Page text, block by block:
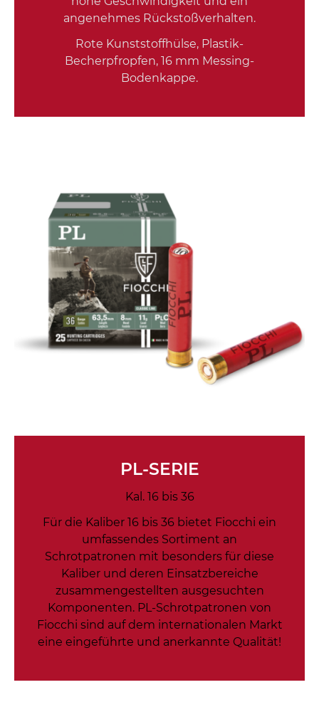
angenehmes Rückstoßverhalten.
Rote Kunststoffhülse, Plastik-
Becherpfropfen, 16 mm Messing-
Bodenkappe.
PL-SERIE
Kal. 16 bis 36
Für die Kaliber 16 bis 36 bietet Fiocchi ein
umfassendes Sortiment an
Schrotpatronen mit besonders für diese
Kaliber und deren Einsatzbereiche
zusammengestellten ausgesuchten
Komponenten. PL-Schrotpatronen von
Fiocchi sind auf dem internationalen Markt
eine eingeführte und anerkannte Qualität!